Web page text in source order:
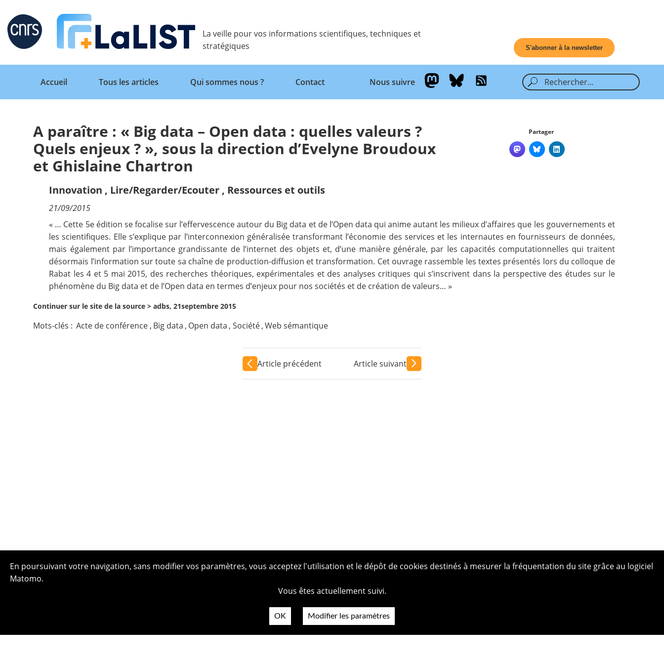
Retour
Accueil
Tous les articles
Qui sommes nous ?
Nous suivre
La veille pour vos informations scientifiques, techniques et
stratégiques
S'abonner à la newsletter
Retour
Accueil
Tous les articles Qui sommes nous ? Contact Nous suivre
A paraître : « Big data – Open data : quelles valeurs ?
Quels enjeux ? », sous la direction d’Evelyne Broudoux
et Ghislaine Chartron
Partager
Innovation , Lire/Regarder/Ecouter , Ressources et outils
21/09/2015
« … Cette 5e édition se focalise sur l’effervescence autour du Big data et de l’Open data qui anime autant les milieux d’affaires que les gouvernements et
les scientifiques. Elle s’explique par l’interconnexion généralisée transformant l’économie des services et les internautes en fournisseurs de données,
mais également par l’importance grandissante de l’internet des objets et, d’une manière générale, par les capacités computationnelles qui traitent
désormais l’information sur toute sa chaîne de production-diffusion et transformation. Cet ouvrage rassemble les textes présentés lors du colloque de
Rabat les 4 et 5 mai 2015, des recherches théoriques, expérimentales et des analyses critiques qui s’inscrivent dans la perspective des études sur le
phénomène du Big data et de l’Open data en termes d’enjeux pour nos sociétés et de création de valeurs… »
Continuer sur le site de la source >adbs, 21septembre 2015
Mots-clés : Acte de conférence , Big data , Open data , Société ,Web sémantique
Article précédent Article suivant
En poursuivant votre navigation, sans modifier vos paramètres, vous acceptez l'utilisation et le dépôt de cookies destinés à mesurer la fréquentation du site grâce au logiciel
Matomo.
Vous êtes actuellement suivi.
OK Modifier les paramètres